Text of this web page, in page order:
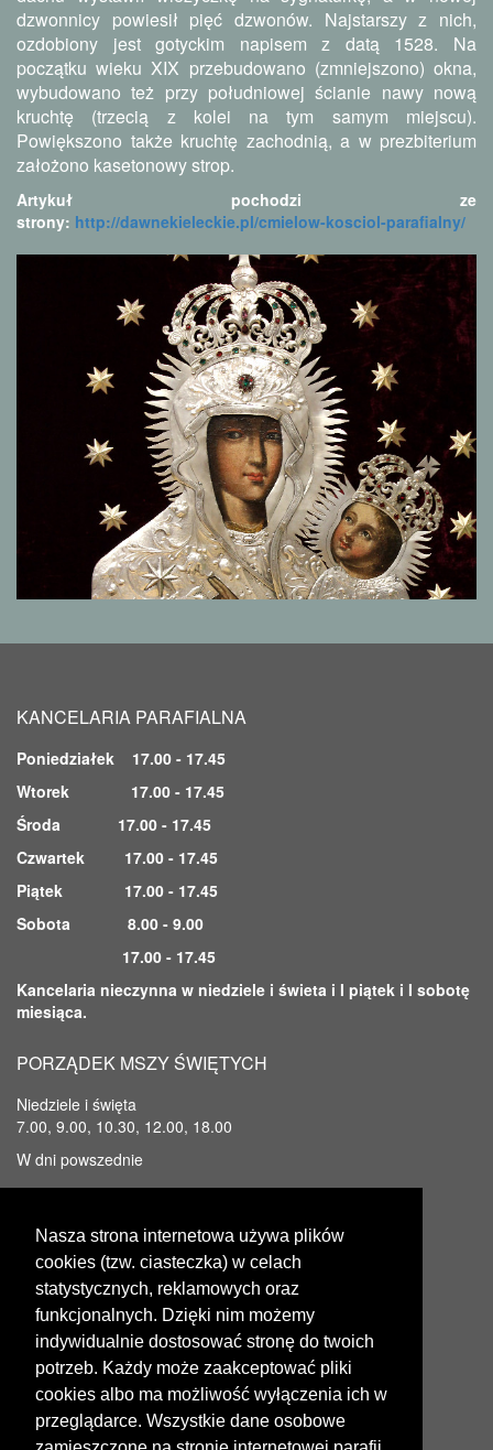
Nasza strona internetowa używa plików
cookies (tzw. ciasteczka) w celach
statystycznych, reklamowych oraz
funkcjonalnych. Dzięki nim możemy
indywidualnie dostosować stronę do twoich
potrzeb. Każdy może zaakceptować pliki
cookies albo ma możliwość wyłączenia ich w
przeglądarce. Wszystkie dane osobowe
dzwonnicy powiesił pięć dzwonów. Najstarszy z nich,
ozdobiony jest gotyckim napisem z datą 1528. Na
początku wieku XIX przebudowano (zmniejszono) okna,
wybudowano też przy południowej ścianie nawy nową
kruchtę (trzecią z kolei na tym samym miejscu).
Powiększono także kruchtę zachodnią, a w prezbiterium
założono kasetonowy strop.
Artykuł pochodzi ze
strony: http://dawnekieleckie.pl/cmielow-kosciol-parafialny/
KANCELARIA PARAFIALNA
Poniedziałek 17.00 - 17.45
Wtorek 17.00 - 17.45
Środa 17.00 - 17.45
Czwartek 17.00 - 17.45
Piątek 17.00 - 17.45
Sobota 8.00 - 9.00
17.00 - 17.45
Kancelaria nieczynna w niedziele i świeta i I piątek i I sobotę
miesiąca.
PORZĄDEK MSZY ŚWIĘTYCH
Niedziele i święta
7.00, 9.00, 10.30, 12.00, 18.00
W dni powszednie
7.00 ; 18.00
KONTAKT
Parafia pod wezwaniem Wniebowzięcia NMP
ul. Ostrowiecka 36
27-440 Ćmielów
tel: 15 8612056
parafia.cmielow@vp.pl